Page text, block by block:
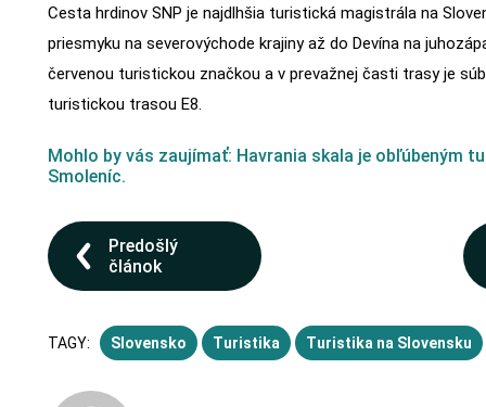
Cesta hrdinov SNP je najdlhšia turistická magistrála na
priesmyku na severovýchode krajiny až do Devína na
červenou turistickou značkou a v prevažnej časti trasy je
turistickou trasou E8.
Mohlo by vás zaujímať: Havrania skala je obľúbeným
Smoleníc.
Predošlý
článok
TAGY: Slovensko Turistika Turistika na Slovensku